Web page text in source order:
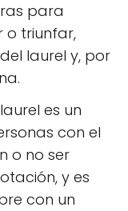
para
o triunfar,
laurel y, por
es un
con el
o no ser
y es
con un